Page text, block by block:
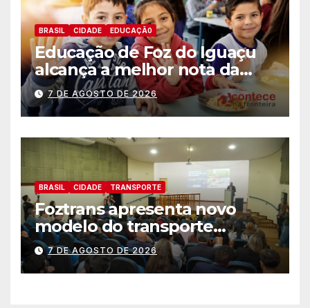
BRASIL CIDADE EDUCAÇÃ0
Educação de Foz do Iguaçu
alcança a melhor nota da
história no IDEB
7 DE AGOSTO DE 2026
BRASIL CIDADE TRANSPORTE
Foztrans apresenta novo
modelo do transporte
coletivo em audiência
pública e avança para um
sistema mais moderno e
7 DE AGOSTO DE 2026